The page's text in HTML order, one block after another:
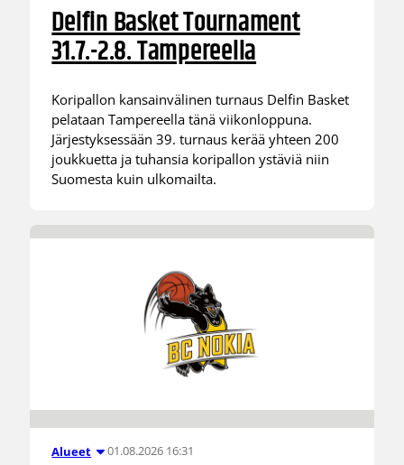
Delfin Basket Tournament
31.7.-2.8. Tampereella
Koripallon kansainvälinen turnaus Delfin Basket
pelataan Tampereella tänä viikonloppuna.
Järjestyksessään 39. turnaus kerää yhteen 200
joukkuetta ja tuhansia koripallon ystäviä niin
Suomesta kuin ulkomailta.
Alueet 01.08.2026 16:31